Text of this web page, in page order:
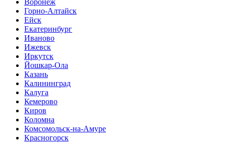
Воронеж
Горно-Алтайск
Ейск
Екатеринбург
Иваново
Ижевск
Иркутск
Йошкар-Ола
Казань
Калининград
Калуга
Кемерово
Киров
Коломна
Комсомольск-на-Амуре
Красногорск